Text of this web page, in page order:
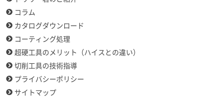
コラム
カタログダウンロード
コーティング処理
超硬工具のメリット（ハイスとの違い）
切削工具の技術指導
プライバシーポリシー
サイトマップ